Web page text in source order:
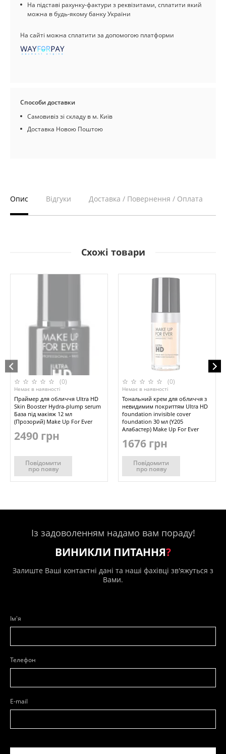
На підставі рахунку-фактури з реквізитами, сплатити який
можна в будь-якому банку України
На сайті можна сплатити за допомогою платформи
Способи доставки
Самовивіз зі складу в м. Київ
Доставка Новою Поштою
Опис Відгуки Доставка / Повернення / Оплата
Схожі товари
(0)
Немає в наявності
Праймер для обличчя Ultra HD
Skin Booster Hydra-plump serum
База під макіяж 12 мл
(Прозорий) Make Up For Ever
2490 грн
Повідомити
про появу
(0)
Немає в наявності
Тональний крем для обличчя з
невидимим покриттям Ultra HD
foundation invisible cover
foundation 30 мл (Y205
Алабастер) Make Up For Ever
1676 грн
Повідомити
про появу
Із задоволенням надамо вам пораду!
ВИНИКЛИ ПИТАННЯ?
Залиште Ваші контактні дані та наші фахівці зв'яжуться з
Вами.
Ім'я
Телефон
E-mail